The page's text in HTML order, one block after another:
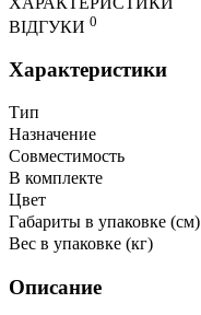
ВІДГУКИ 0
Характеристики
Тип
Назначение
Совместимость
В комплекте
Цвет
Габариты в упаковке (см)
Вес в упаковке (кг)
Описание